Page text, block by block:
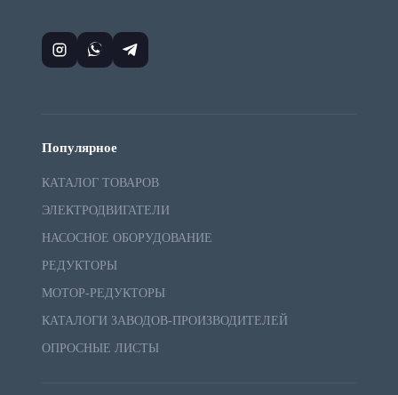
Популярное
КАТАЛОГ ТОВАРОВ
ЭЛЕКТРОДВИГАТЕЛИ
НАСОСНОЕ ОБОРУДОВАНИЕ
РЕДУКТОРЫ
МОТОР-РЕДУКТОРЫ
КАТАЛОГИ ЗАВОДОВ-ПРОИЗВОДИТЕЛЕЙ
ОПРОСНЫЕ ЛИСТЫ